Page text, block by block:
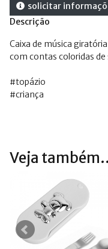
solicitar
Descrição
Caixa de música
com contas coloridas de
#topázio
#criança
Veja